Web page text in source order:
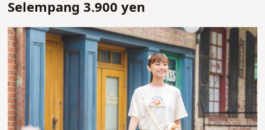
Selempang 3.900 yen